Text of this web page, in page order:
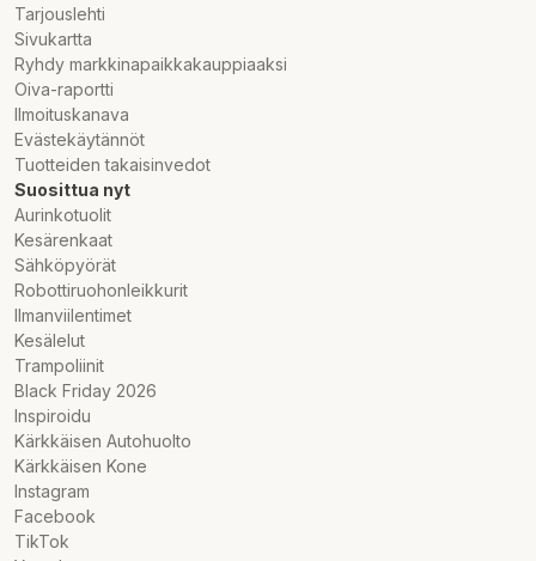
Tarjouslehti
Sivukartta
Ryhdy markkinapaikkakauppiaaksi
Oiva-raportti
Ilmoituskanava
Evästekäytännöt
Tuotteiden takaisinvedot
Suosittua nyt
Aurinkotuolit
Kesärenkaat
Sähköpyörät
Robottiruohonleikkurit
Ilmanviilentimet
Kesälelut
Trampoliinit
Black Friday 2026
Inspiroidu
Kärkkäisen Autohuolto
Kärkkäisen Kone
Instagram
Facebook
TikTok